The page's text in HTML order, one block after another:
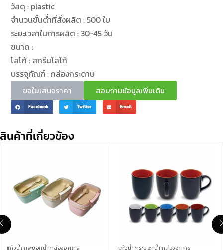
วัสดุ : plastic
จำนวนขั้นต่ำที่สั่งผลิต : 500 ใบ
ระยะเวลาในการผลิต : 30-45 วัน
ขนาด :
โลโก้ : สกรีนโลโก้
บรรจุภัณฑ์ : กล่องกระดาษ
ขอใบเสนอราคา สอบถามข้อมูลเพิ่มเติม
Facebook Twitter Email
สินค้าที่เกี่ยวข้อง
แก้วน้ำ กระบอกน้ำ กล่องอาหาร แก้วน้ำ กระบอกน้ำ กล่องอาหาร